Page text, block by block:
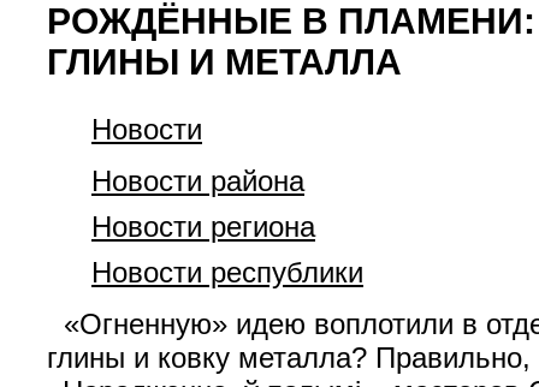
РОЖДЁННЫЕ В
ГЛИНЫ И МЕТАЛЛА
Новости
Новости района
Новости региона
Новости республики
«Огненную» идею воплотили в
глины и ковку металла?